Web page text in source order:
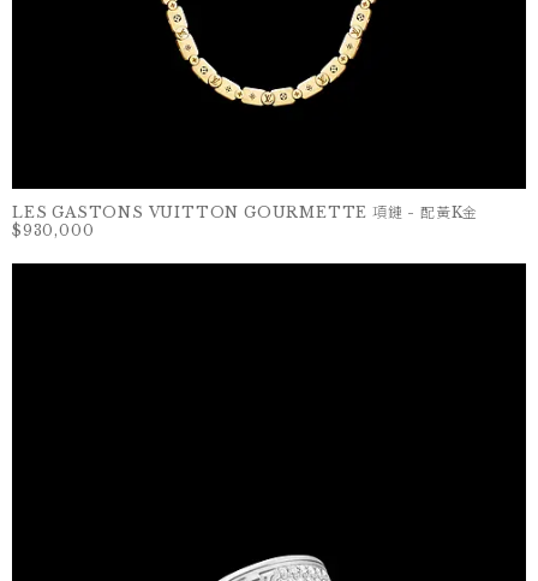
LES GASTONS VUITTON GOURMETTE 項鏈 - 配黃K金
$930,000